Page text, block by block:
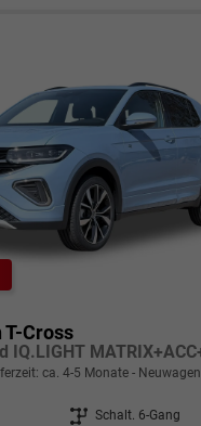
Cross
ca. 4-5 Monate Neuwagen
Getriebe Schalt. 6-Gang